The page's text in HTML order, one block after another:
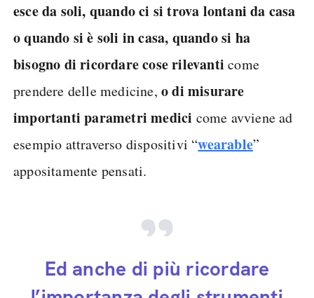
esce da soli, quando ci si trova lontani da casa
o quando si è soli in casa, quando si ha
bisogno di ricordare cose rilevanticome
prendere delle medicine, o di misurare
importanti parametri medici come avviene ad
esempio attraverso dispositivi “wearable”
appositamente pensati.
Ed anche di più ricordare